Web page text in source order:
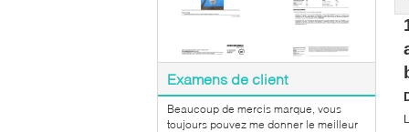
Examens de client
Beaucoup de mercis marque, vous
toujours pouvez me donner le meilleur